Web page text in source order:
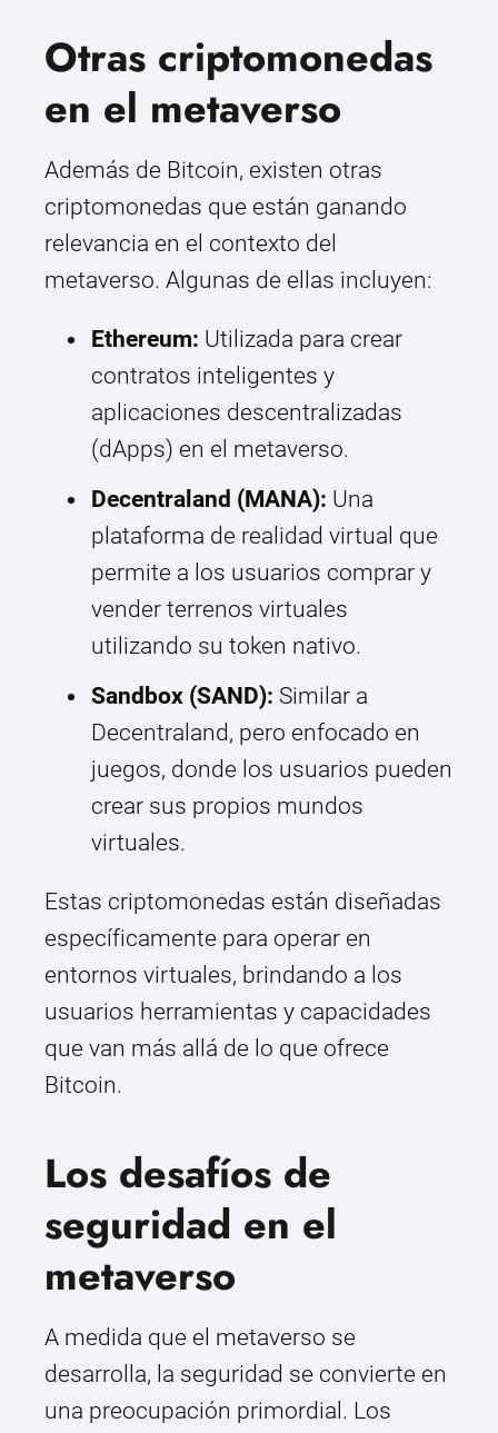
Otras criptomonedas
en el metaverso
Además de Bitcoin, existen otras
criptomonedas que están ganando
relevancia en el contexto del
metaverso. Algunas de ellas incluyen:
Ethereum: Utilizada para crear
contratos inteligentes y
aplicaciones descentralizadas
(dApps) en el metaverso.
Decentraland (MANA): Una
plataforma de realidad virtual que
permite a los usuarios comprar y
vender terrenos virtuales
utilizando su token nativo.
Sandbox (SAND): Similar a
Decentraland, pero enfocado en
juegos, donde los usuarios pueden
crear sus propios mundos
virtuales.
Estas criptomonedas están diseñadas
específicamente para operar en
entornos virtuales, brindando a los
usuarios herramientas y capacidades
que van más allá de lo que ofrece
Bitcoin.
Los desafíos de
seguridad en el
metaverso
A medida que el metaverso se
desarrolla, la seguridad se convierte en
una preocupación primordial. Los